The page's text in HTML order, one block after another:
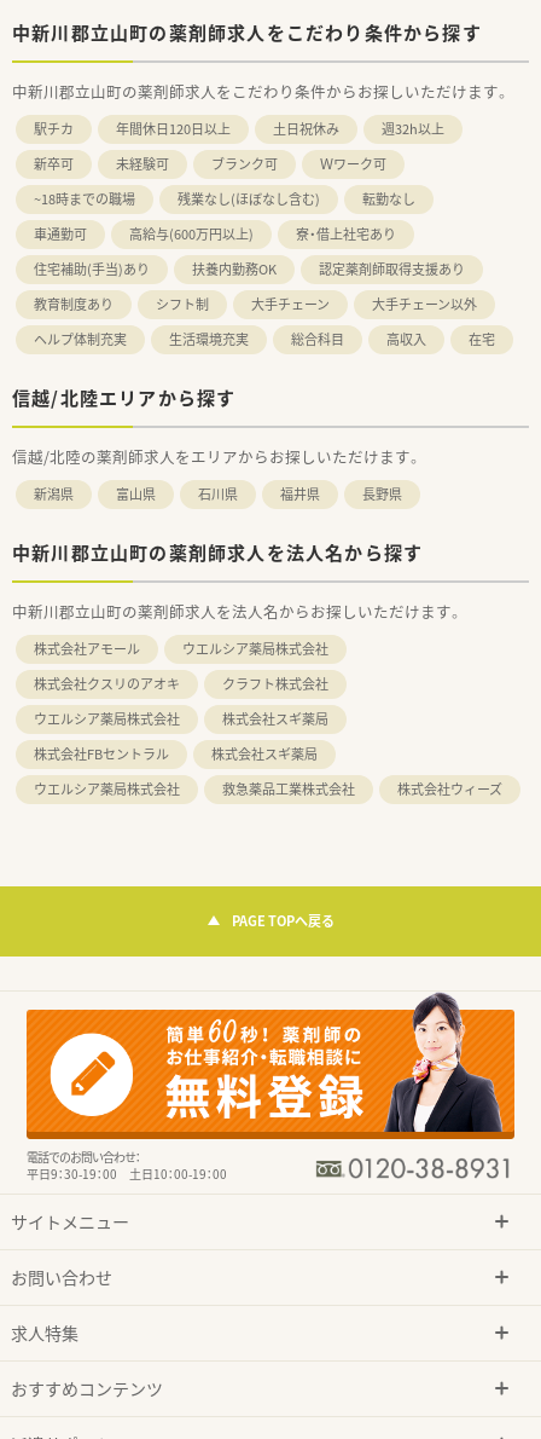
中新川郡立山町の薬剤師求人をこだわり条件から探す
中新川郡立山町の薬剤師求人をこだわり条件からお探しいただけます。
駅チカ 年間休日120日以上 土日祝休み
週32h以上
新卒可
未経験可 ブランク可
Ｗワーク可
~18時までの職場
残業なし(ほぼなし含む)
転勤なし
車通勤可
高給与(600万円以上)
寮・借上社宅あり
住宅補助(手当)あり
扶養内勤務OK
認定薬剤師取得支援あり
教育制度あり
シフト制 大手チェーン
大手チェーン以外
ヘルプ体制充実
生活環境充実 総合科目 高収入 在宅
信越/北陸エリアから探す
信越/北陸の薬剤師求人をエリアからお探しいただけます。
新潟県 富山県 石川県 福井県 長野県
中新川郡立山町の薬剤師求人を法人名から探す
中新川郡立山町の薬剤師求人を法人名からお探しいただけます。
株式会社アモール
ウエルシア薬局株式会社
株式会社クスリのアオキ
クラフト株式会社
ウエルシア薬局株式会社
株式会社スギ薬局
株式会社FBセントラル
株式会社スギ薬局
ウエルシア薬局株式会社
救急薬品工業株式会社 株式会社ウィーズ
PAGE TOPへ戻る
電話でのお問い合わせ：
平日9：30-19：00 土日10：00-19：00
サイトメニュー
お問い合わせ
求人特集
おすすめコンテンツ